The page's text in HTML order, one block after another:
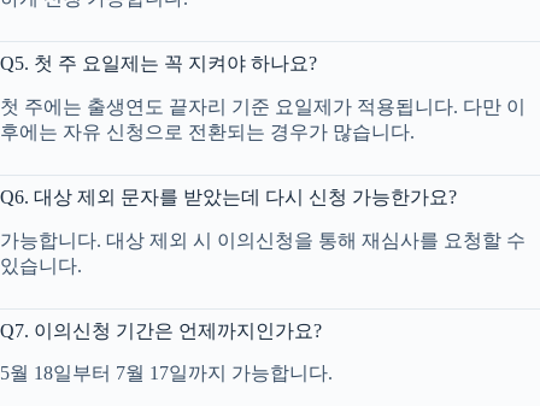
Q5. 첫 주 요일제는 꼭 지켜야 하나요?
첫 주에는 출생연도 끝자리 기준 요일제가 적용됩니다. 다만 이
후에는 자유 신청으로 전환되는 경우가 많습니다.
Q6. 대상 제외 문자를 받았는데 다시 신청 가능한가요?
가능합니다. 대상 제외 시 이의신청을 통해 재심사를 요청할 수
있습니다.
Q7. 이의신청 기간은 언제까지인가요?
5월 18일부터 7월 17일까지 가능합니다.